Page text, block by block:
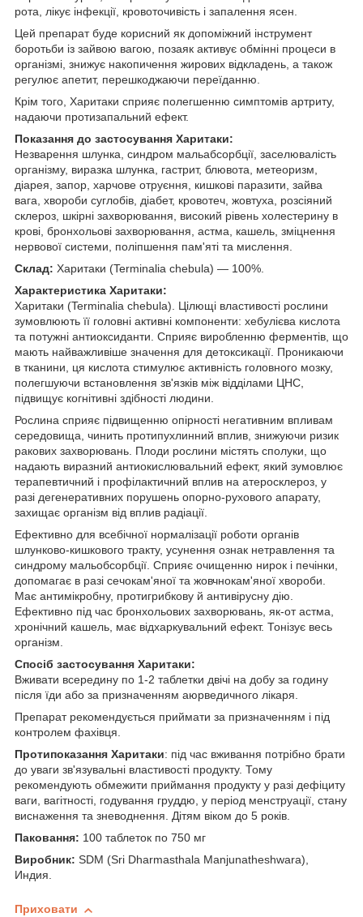
рота, лікує інфекції, кровоточивість і запалення ясен.
Цей препарат буде корисний як допоміжний інструмент
боротьби із зайвою вагою, позаяк активує обмінні процеси в
організмі, знижує накопичення жирових відкладень, а також
регулює апетит, перешкоджаючи переїданню.
Крім того, Харитаки сприяє полегшенню симптомів артриту,
надаючи протизапальний ефект.
Показання до застосування Харитаки:
Незварення шлунка, синдром мальабсорбції, заселювалість
організму, виразка шлунка, гастрит, блювота, метеоризм,
діарея, запор, харчове отруєння, кишкові паразити, зайва
вага, хвороби суглобів, діабет, кровотеч, жовтуха, розсіяний
склероз, шкірні захворювання, високий рівень холестерину в
крові, бронхольові захворювання, астма, кашель, зміцнення
нервової системи, поліпшення пам'яті та мислення.
Склад: Харитаки (Terminalia chebula) — 100%.
Характеристика Харитаки:
Харитаки (Terminalia chebula). Цілющі властивості рослини
зумовлюють її головні активні компоненти: хебулієва кислота
та потужні антиоксиданти. Сприяє виробленню ферментів, що
мають найважливіше значення для детоксикації. Проникаючи
в тканини, ця кислота стимулює активність головного мозку,
полегшуючи встановлення зв'язків між відділами ЦНС,
підвищує когнітивні здібності людини.
Рослина сприяє підвищенню опірності негативним впливам
середовища, чинить протипухлинний вплив, знижуючи ризик
ракових захворювань. Плоди рослини містять сполуки, що
надають виразний антиокислювальний ефект, який зумовлює
терапевтичний і профілактичний вплив на атеросклероз, у
разі дегенеративних порушень опорно-рухового апарату,
захищає організм від вплив радіації.
Ефективно для всебічної нормалізації роботи органів
шлунково-кишкового тракту, усунення ознак нетравлення та
синдрому мальобсорбції. Сприяє очищенню нирок і печінки,
допомагає в разі сечокам'яної та жовчнокам'яної хвороби.
Має антимікробну, протигрибкову й антивірусну дію.
Ефективно під час бронхольових захворювань, як-от астма,
хронічний кашель, має відхаркувальний ефект. Тонізує весь
організм.
Спосіб застосування Харитаки:
Вживати всередину по 1-2 таблетки двічі на добу за годину
після їди або за призначенням аюрведичного лікаря.
Препарат рекомендується приймати за призначенням і під
контролем фахівця.
Протипоказання Харитаки: під час вживання потрібно брати
до уваги зв'язувальні властивості продукту. Тому
рекомендують обмежити приймання продукту у разі дефіциту
ваги, вагітності, годування груддю, у період менструації, стану
виснаження та зневоднення. Дітям віком до 5 років.
Паковання: 100 таблеток по 750 мг
Виробник: SDM (Sri Dharmasthala Manjunatheshwara),
Индия.
Приховати